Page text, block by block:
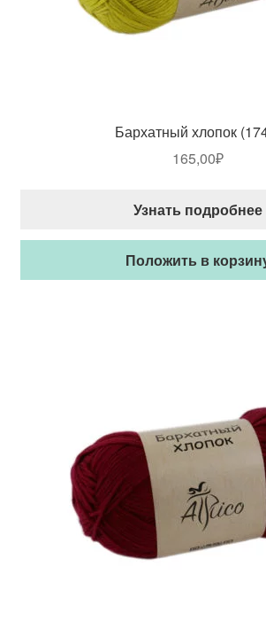
Бархатный хлопок
165,00₽
Узнать подробнее
Положить в